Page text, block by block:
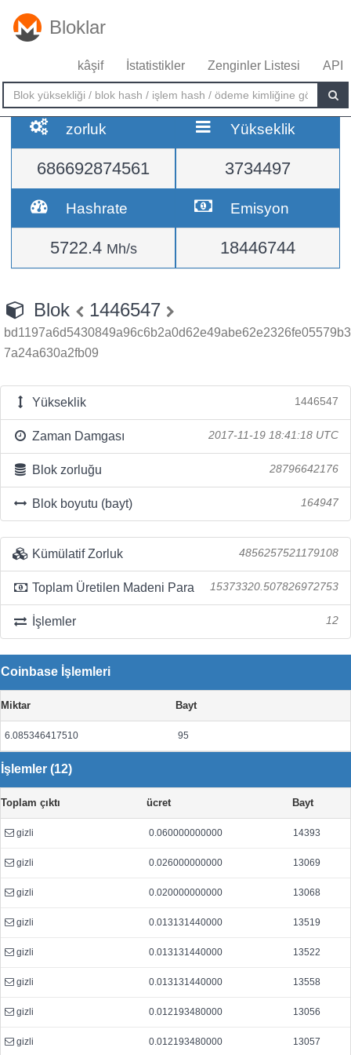
Bloklar
kâşif İstatistikler Zenginler Listesi API
zorluk
686692874561
Yükseklik
3734497
Hashrate
5722.4 Mh/s
Emisyon
18446744
Blok 1446547
bd1197a6d5430849a96c6b2a0d62e49abe62e2326fe05579b3
7a24a630a2fb09
Yükseklik 1446547
Zaman Damgası 2017-11-19 18:41:18 UTC
Blok zorluğu 28796642176
Blok boyutu (bayt) 164947
Kümülatif Zorluk 4856257521179108
Toplam Üretilen Madeni Para 15373320.507826972753
İşlemler 12
Coinbase İşlemleri
Miktar Bayt
6.085346417510 95
İşlemler (12)
Toplam çıktı ücret Bayt
gizli 0.060000000000 14393
gizli 0.026000000000 13069
gizli 0.020000000000 13068
gizli 0.013131440000 13519
gizli 0.013131440000 13522
gizli 0.013131440000 13558
gizli 0.012193480000 13056
gizli 0.012193480000 13057